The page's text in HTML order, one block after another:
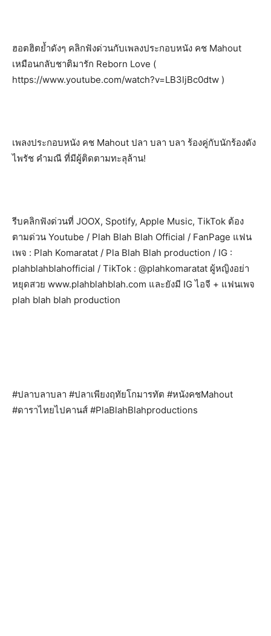
ฮอตฮิตย้ำดังๆ คลิกฟังด่วนกับเพลงประกอบหนัง คช Mahout
เหมือนกลับชาติมารัก Reborn Love (
https://www.youtube.com/watch?v=LB3ljBc0dtw )
เพลงประกอบหนัง คช Mahout ปลา บลา บลา ร้องคู่กับนักร้องดัง
ไพรัช คำมณี ที่มีผู้ติดตามทะลุล้าน!
รีบคลิกฟังด่วนที่ JOOX, Spotify, Apple Music, TikTok ต้อง
ตามด่วน Youtube / Plah Blah Blah Official / FanPage แฟน
เพจ : Plah Komaratat / Pla Blah Blah production / IG :
plahblahblahofficial / TikTok : @plahkomaratat ผู้หญิงอย่า
หยุดสวย www.plahblahblah.com และยังมี IG ไอจี + แฟนเพจ
plah blah blah production
#ปลาบลาบลา #ปลาเพียงฤทัยโกมารทัต #หนังคชMahout
#ดาราไทยไปคานส์ #PlaBlahBlahproductions